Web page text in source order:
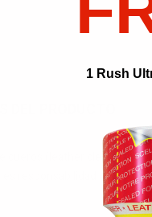
DEL PRODUCTO
cueros (leather cleaners).
responsabilidad del
1 Rush